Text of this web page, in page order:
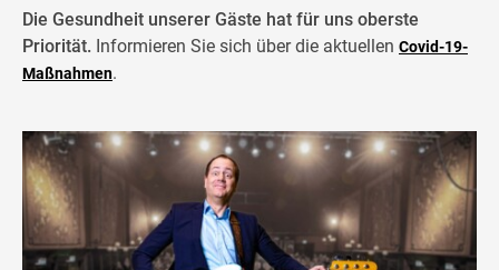
Die Gesundheit unserer Gäste hat für uns oberste
Priorität. Informieren Sie sich über die aktuellen Covid-19-
Maßnahmen.